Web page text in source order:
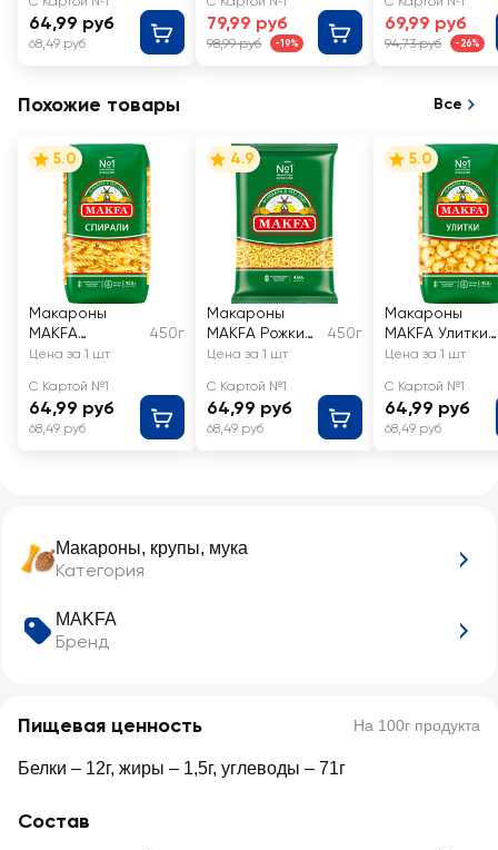
Макароны, крупы, мука
Категория
MAKFA
Бренд
Пищевая ценность На 100г продукта
Белки – 12г, жиры – 1,5г, углеводы – 71г
Состав
64,99 руб
68,49 руб
79,99 руб
98,99 руб -19%
69,99 руб
94,73 руб -26%
Похожие товары Все
5.0
Макароны
MAKFA
Спирали
450г
Цена за 1 шт
С Картой №1
64,99 руб
68,49 руб
4.9
Макароны
MAKFA Рожки
гладкие
450г
Цена за 1 шт
С Картой №1
64,99 руб
68,49 руб
5.0
Макароны
MAKFA Улитки
высший сорт
Цена за 1 шт
С Картой №1
64,99 руб
68,49 руб